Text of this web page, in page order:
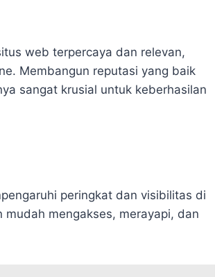
web terpercaya dan relevan,
Membangun reputasi yang baik
sangat krusial untuk keberhasilan
peringkat dan visibilitas di
mengakses, merayapi, dan